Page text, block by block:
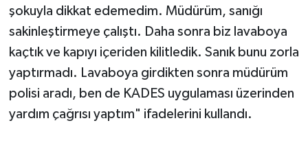
şokuyla dikkat edemedim. Müdürüm, sanığı
sakinleştirmeye çalıştı. Daha sonra biz lavaboya
kaçtık ve kapıyı içeriden kilitledik. Sanık bunu zorla
yaptırmadı. Lavaboya girdikten sonra müdürüm
polisi aradı, ben de KADES uygulaması üzerinden
yardım çağrısı yaptım" ifadelerini kullandı.